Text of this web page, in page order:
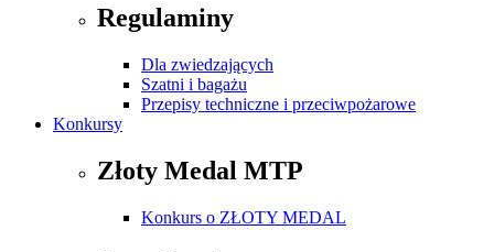
Regulaminy
Dla zwiedzających
Szatni i bagażu
Przepisy techniczne i przeciwpożarowe
Konkursy
Złoty Medal MTP
Konkurs o ZŁOTY MEDAL